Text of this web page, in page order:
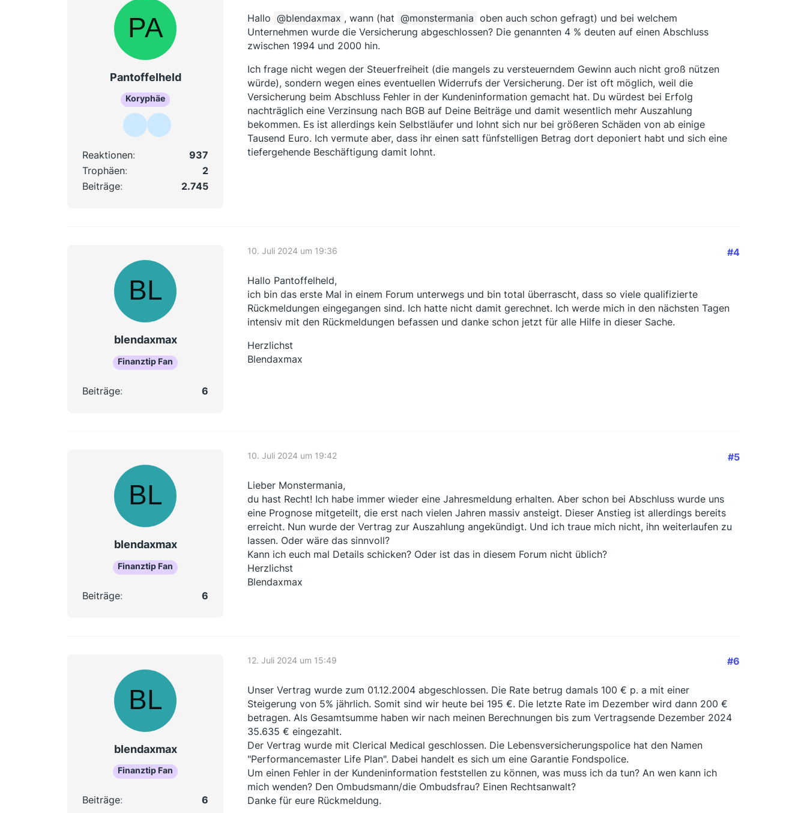
Pantoffelheld
Koryphäe
Reaktionen
937
Trophäen
2
Beiträge
2.745
Hallo blendaxmax , wann (hat monstermania oben auch schon gefragt) und bei welchem
Unternehmen wurde die Versicherung abgeschlossen? Die genannten 4 % deuten auf einen Abschluss
zwischen 1994 und 2000 hin.
Ich frage nicht wegen der Steuerfreiheit (die mangels zu versteuerndem Gewinn auch nicht groß nützen
würde), sondern wegen eines eventuellen Widerrufs der Versicherung. Der ist oft möglich, weil die
Versicherung beim Abschluss Fehler in der Kundeninformation gemacht hat. Du würdest bei Erfolg
nachträglich eine Verzinsung nach BGB auf Deine Beiträge und damit wesentlich mehr Auszahlung
bekommen. Es ist allerdings kein Selbstläufer und lohnt sich nur bei größeren Schäden von ab einige
Tausend Euro. Ich vermute aber, dass ihr einen satt fünfstelligen Betrag dort deponiert habt und sich eine
tiefergehende Beschäftigung damit lohnt.
blendaxmax
Finanztip Fan
Beiträge 6
10. Juli 2024 um 19:36 #4
Hallo Pantoffelheld,
ich bin das erste Mal in einem Forum unterwegs und bin total überrascht, dass so viele qualifizierte
Rückmeldungen eingegangen sind. Ich hatte nicht damit gerechnet. Ich werde mich in den nächsten Tagen
intensiv mit den Rückmeldungen befassen und danke schon jetzt für alle Hilfe in dieser Sache.
Herzlichst
Blendaxmax
blendaxmax
Finanztip Fan
Beiträge 6
10. Juli 2024 um 19:42 #5
Lieber Monstermania,
du hast Recht! Ich habe immer wieder eine Jahresmeldung erhalten. Aber schon bei Abschluss wurde uns
eine Prognose mitgeteilt, die erst nach vielen Jahren massiv ansteigt. Dieser Anstieg ist allerdings bereits
erreicht. Nun wurde der Vertrag zur Auszahlung angekündigt. Und ich traue mich nicht, ihn weiterlaufen zu
lassen. Oder wäre das sinnvoll?
Kann ich euch mal Details schicken? Oder ist das in diesem Forum nicht üblich?
Herzlichst
Blendaxmax
blendaxmax
Finanztip Fan
Beiträge 6
12. Juli 2024 um 15:49 #6
Unser Vertrag wurde zum 01.12.2004 abgeschlossen. Die Rate betrug damals 100 € p. a mit einer
Steigerung von 5% jährlich. Somit sind wir heute bei 195 €. Die letzte Rate im Dezember wird dann 200 €
betragen. Als Gesamtsumme haben wir nach meinen Berechnungen bis zum Vertragsende Dezember 2024
35.635 € eingezahlt.
Der Vertrag wurde mit Clerical Medical geschlossen. Die Lebensversicherungspolice hat den Namen
"Performancemaster Life Plan". Dabei handelt es sich um eine Garantie Fondspolice.
Um einen Fehler in der Kundeninformation feststellen zu können, was muss ich da tun? An wen kann ich
mich wenden? Den Ombudsmann/die Ombudsfrau? Einen Rechtsanwalt?
Danke für eure Rückmeldung.